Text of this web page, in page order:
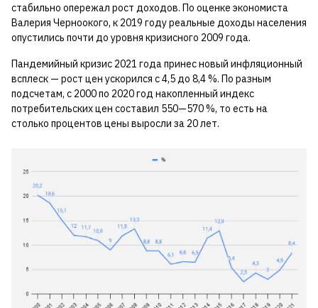
стабильно опережал рост доходов. По оценке экономиста
Валерия Черноокого, к 2019 году реальные доходы населения
опустились почти до уровня кризисного 2009 года.
Пандемийный кризис 2021 года принес новый инфляционный
всплеск — рост цен ускорился с 4,5 до 8,4 %. По разным
подсчетам, с 2000 по 2020 год накопленный индекс
потребительских цен составил 550—570 %, то есть на
столько процентов цены выросли за 20 лет.